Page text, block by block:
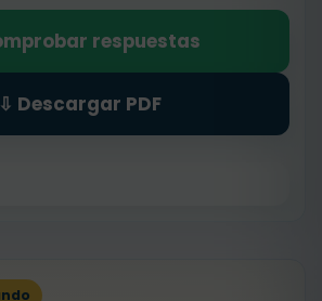
respuestas
⇩ Descargar PDF